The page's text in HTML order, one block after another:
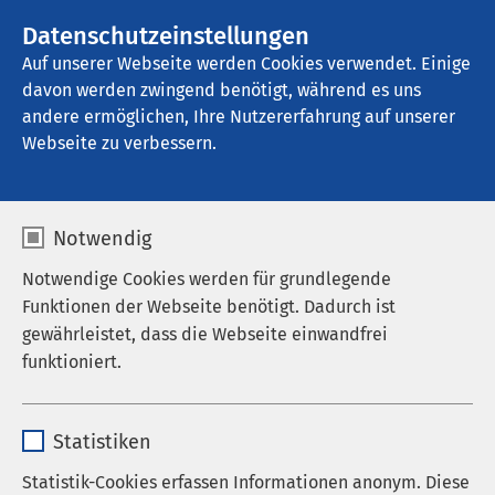
Datenschutzeinstellungen
Auf unserer Webseite werden Cookies verwendet. Einige
davon werden zwingend benötigt, während es uns
andere ermöglichen, Ihre Nutzererfahrung auf unserer
Webseite zu verbessern.
Notwendig
Notwendige Cookies werden für grundlegende
Funktionen der Webseite benötigt. Dadurch ist
gewährleistet, dass die Webseite einwandfrei
funktioniert.
Anbieter sgalinski
Statistiken
Statistik-Cookies erfassen Informationen anonym. Diese
AMEOS Eingliederung Bremen
Ergebnisse Ihrer Suche
Nutzen Sie dieses Feld, um Ihre Suche zu